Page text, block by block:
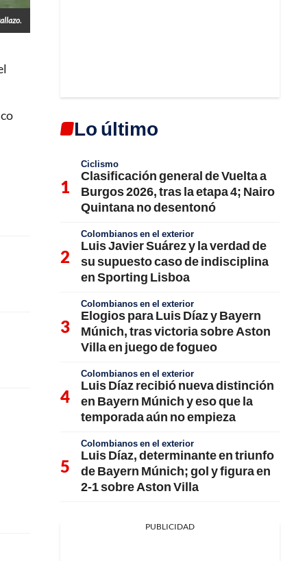
Lo último
Ciclismo
Clasificación general de Vuelta a
Burgos 2026, tras la etapa 4; Nairo
Quintana no desentonó
Colombianos en el exterior
Luis Javier Suárez y la verdad de
su supuesto caso de indisciplina
en Sporting Lisboa
Colombianos en el exterior
Elogios para Luis Díaz y Bayern
Múnich, tras victoria sobre Aston
Villa en juego de fogueo
Colombianos en el exterior
Luis Díaz recibió nueva distinción
en Bayern Múnich y eso que la
temporada aún no empieza
Colombianos en el exterior
Luis Díaz, determinante en triunfo
de Bayern Múnich; gol y figura en
2-1 sobre Aston Villa
PUBLICIDAD